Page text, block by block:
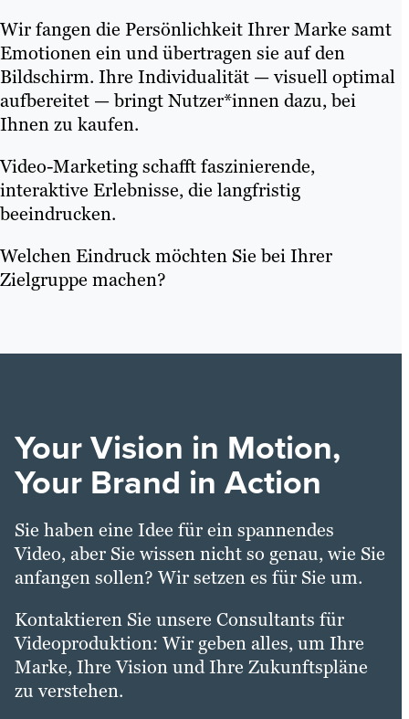
Wir fangen die Persönlichkeit Ihrer Marke samt
Emotionen ein und übertragen sie auf den
Bildschirm. Ihre Individualität — visuell optimal
aufbereitet — bringt Nutzer*innen dazu, bei
Ihnen zu kaufen.
Video-Marketing schafft faszinierende,
interaktive Erlebnisse, die langfristig
beeindrucken.
Welchen Eindruck möchten Sie bei Ihrer
Zielgruppe machen?
Your Vision in Motion,
Your Brand in Action
Sie haben eine Idee für ein spannendes
Video, aber Sie wissen nicht so genau, wie Sie
anfangen sollen? Wir setzen es für Sie um.
Kontaktieren Sie unsere Consultants für
Videoproduktion: Wir geben alles, um Ihre
Marke, Ihre Vision und Ihre Zukunftspläne
zu verstehen.